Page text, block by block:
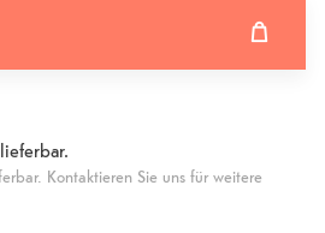
Kontaktieren Sie uns für weitere